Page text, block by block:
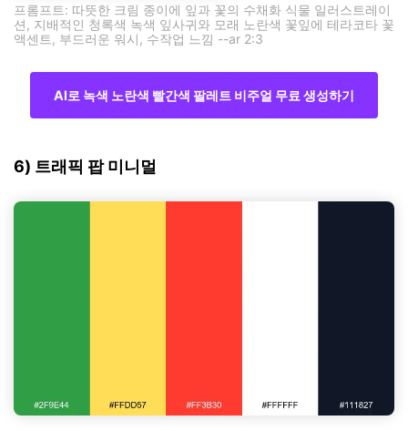
프롬프트: 따뜻한 크림 종이에 잎과 꽃의 수채화 식물 일러스트레이
션, 지배적인 청록색 녹색 잎사귀와 모래 노란색 꽃잎에 테라코타 꽃
액센트, 부드러운 워시, 수작업 느낌 --ar 2:3
AI로 녹색 노란색 빨간색 팔레트 비주얼 무료 생성하기
6) 트래픽 팝 미니멀